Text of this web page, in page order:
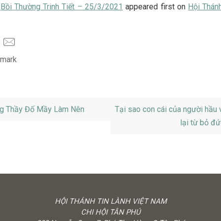
Bồi Thường Trinh Tiết – 25/3/2021 appeared first on Hội
.
Thầy Đố Mầy Làm Nên
Tại sao con cái của người hầu
lại từ bỏ
HỘI THÁNH TIN LÀNH VIỆT NAM
CHI HỘI TÂN PHÚ